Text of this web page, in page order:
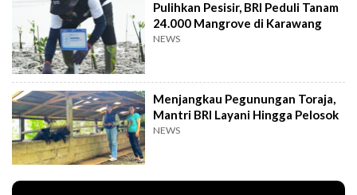
Pulihkan Pesisir, BRI Peduli Tanam
24.000 Mangrove di Karawang
NEWS
Menjangkau Pegunungan Toraja,
Mantri BRI Layani Hingga Pelosok
NEWS